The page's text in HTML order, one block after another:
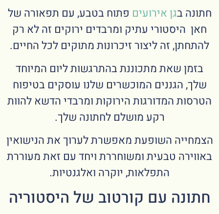
חתונה בגן אירועים פתוח בטבע, עם תפאורה של
חאן היסטורי עתיק ומרבדים ירוקים זה לא רק
להתחתן, זה ליצור זיכרונות מתוקים לכל החיים.
בזמן שאת מתכוננת בהתרגשות ליום המיוחד
שלך, הגננים המוכשרים שלנו עוסקים בטיפוח
הטרסות המדורגות הירוקות ומרבדי הדשא להוות
רקע מושלם לחתונה שלך.
הצמחייה השופעת מאפשרת לערוך את הנישואין
באווירה טבעית ומשוחררת ויחד עם זאת מעוררת
התפלאות, יוקרה ואלגנטיות.
חתונה עם קורטוב של היסטוריה